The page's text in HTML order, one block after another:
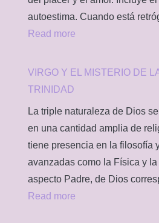
autoestima. Cuando está
Read more:
DE
VIRGO Y EL MISTERIO DE
TRINIDAD
La triple naturaleza de Dios
en una cantidad amplia de
tiene presencia en la filosofía
avanzadas como la Física y la
aspecto Padre, de Dios
Read more: